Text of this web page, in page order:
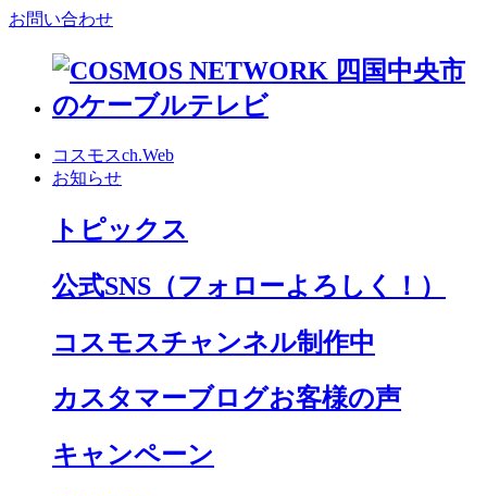
お問い合わせ
コスモスch.Web
お知らせ
トピックス
公式SNS （フォローよろしく！）
コスモスチャンネル制作中
カスタマーブログお客様の声
キャンペーン